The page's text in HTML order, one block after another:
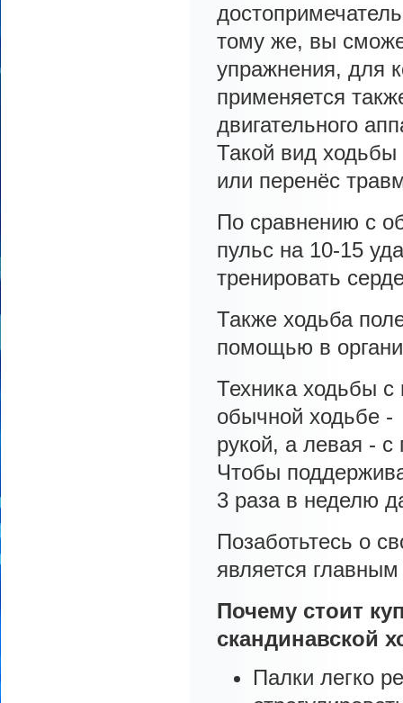
тому же, вы
упражнения, для
применяется
двигательного
Такой вид ходьбы
или перенёс
По сравнению с
пульс на 10-15
тренировать
Также ходьба
помощью в
Техника ходьбы с
обычной ходьбе -
рукой, а левая -
Чтобы
3 раза в неделю
Позаботьтесь о
является
Почему стоит
скандинавской
Палки легко